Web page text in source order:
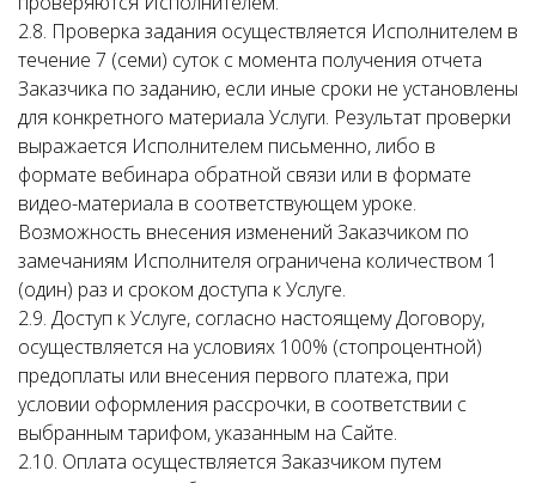
2.8. Проверка задания осуществляется Исполнителем в
течение 7 (семи) суток с момента получения отчета
Заказчика по заданию, если иные сроки не установлены
для конкретного материала Услуги. Результат проверки
выражается Исполнителем письменно, либо в
формате вебинара обратной связи или в формате
видео-материала в соответствующем уроке.
Возможность внесения изменений Заказчиком по
замечаниям Исполнителя ограничена количеством 1
(один) раз и сроком доступа к Услуге.
2.9. Доступ к Услуге, согласно настоящему Договору,
осуществляется на условиях 100% (стопроцентной)
предоплаты или внесения первого платежа, при
условии оформления рассрочки, в соответствии с
выбранным тарифом, указанным на Сайте.
2.10. Оплата осуществляется Заказчиком путем